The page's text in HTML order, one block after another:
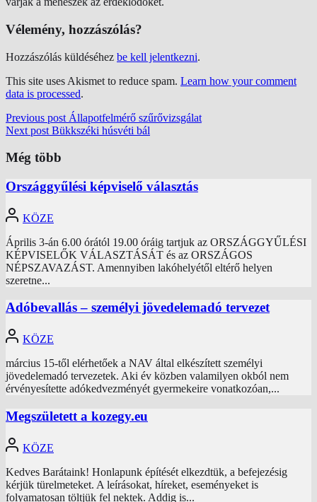
Vélemény, hozzászólás?
Hozzászólás küldéséhez be kell jelentkezni.
This site uses Akismet to reduce spam. Learn how your comment
data is processed.
Previous post Állapotfelmérő szűrővizsgálat
Next post Bükkszéki húsvéti bál
Még több
Országgyűlési képviselő választás
KÖZE
Április 3-án 6.00 órától 19.00 óráig tartjuk az ORSZÁGGYŰLÉSI
KÉPVISELŐK VÁLASZTÁSÁT és az ORSZÁGOS
NÉPSZAVAZÁST. Amennyiben lakóhelyétől eltérő helyen
szeretne...
Adóbevallás – személyi jövedelemadó tervezet
KÖZE
március 15-től elérhetőek a NAV által elkészített személyi
jövedelemadó tervezetek. Aki év közben valamilyen okból nem
érvényesítette adókedvezményét gyermekeire vonatkozóan,...
Megszületett a kozegy.eu
KÖZE
Kedves Barátaink! Honlapunk építését elkezdtük, a befejezésig
kérjük türelmeteket. A leírásokat, híreket, eseményeket is
folyamatosan töltjük fel nektek. Addig is...